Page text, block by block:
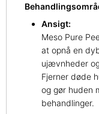
Ansigt:
Meso Pure
at opnå en
ujævnheder
Fjerner døde
og gør huden
behandlinger.